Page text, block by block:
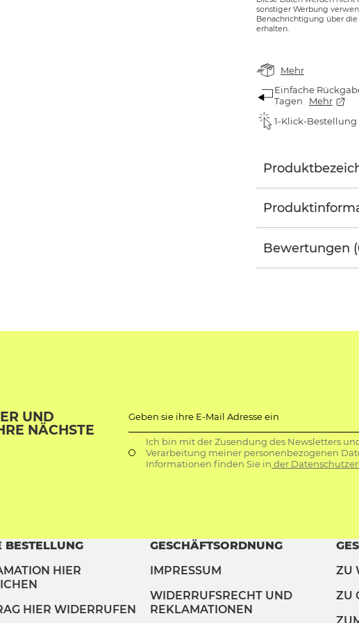
sonstiger Werbung
Benachrichtigung über
erhalten.
Mehr
Einfache
Tagen
Mehr
1-Klick-Bestellung
Bewertungen
UND
NÄCHSTE
Geben sie ihre E-Mail Adresse ein
Ich bin mit der Zusendung des Newsletters
Verarbeitung meiner personenbezogenen
Informationen finden Sie in der
BESTELLUNG
HIER
HIER WIDERRUFEN
GESCHÄFTSORDNUNG
IMPRESSUM
WIDERRUFSRECHT UND
REKLAMATIONEN
ZU
ZU